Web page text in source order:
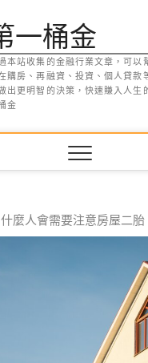
一桶金
本站收集的金融行業文章，可以
購房、再融資、投資、個人貸款
出更明智的決策，快速賺入人生
金
什麼人會需要注意房屋二胎